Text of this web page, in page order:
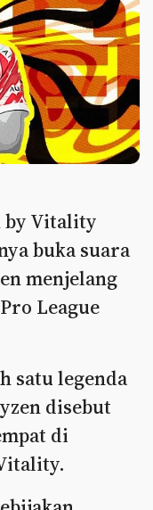
by Vitality
buka suara
menjelang
League
satu legenda
disebut
di